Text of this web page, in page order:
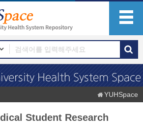
YUHSpace
Student Research